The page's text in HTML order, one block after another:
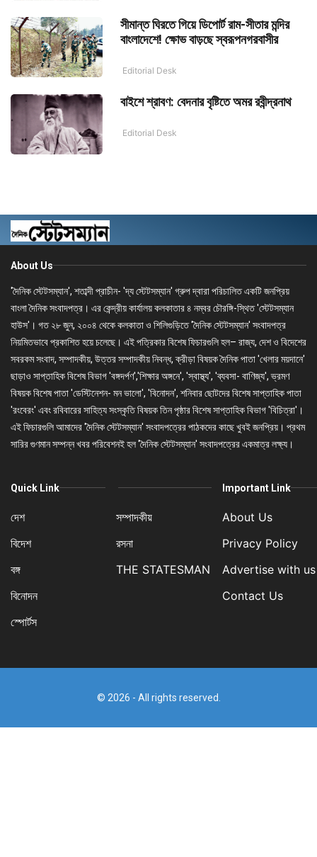
সীমান্ত ঘিরতে গিয়ে ডিপোর্ট রাম-সীতার মন্দির
বাংলাদেশে! ক্ষোভ বাড়ছে স্বরূপনগরবাসীর
Editorial Desk
বাইশে শ্রাবণ: বেদনার বৃষ্টিতে অমর রবীন্দ্রনাথ
Editorial Desk
About Us
'দৈনিক স্টেটসম্যান', শতাব্দী প্রাচীন- 'দ্য স্টেটসম্যান' গ্রুপ দ্বারা পরিচালিত একটি জনপ্রিয়
বাংলা দৈনিক সংবাদপত্র। এর কেন্দ্রীয় কার্যালয় কলকাতার ৪ নম্বর চৌরঙ্গি-স্থিত 'স্টেটসম্যান
হাউস'। গত ২৮ জুন, ২০০৪ থেকে কলকাতা ও শিলিগুড়িতে 'দৈনিক স্টেটসম্যান' সংবাদপত্র
নিয়মিতভাবে প্রকাশিত হয়ে চলেছে। এই পত্রিকার বিশেষ ফিচারগুলি হল– রাজ্য, দেশ ও বিদেশের
সবরকম সংবাদ, সম্পাদকীয়, উত্তর সম্পাদকীয় নিবন্ধ, ক্রীড়া বিষয়ক দৈনিক পাতা 'খেলার ময়দানে'
ছাড়াও সাপ্তাহিক বিশেষ বিভাগ 'বঙ্গদর্পণ','শিক্ষার অঙ্গনে', 'স্বাস্থ্য', 'ব্যবসা- বাণিজ্য', ভ্রমণ
বিষয়ক বিশেষ পাতা 'ডেস্টিনেশন- মন ভালো', 'বিনোদন', শনিবার ছোটদের বিশেষ সাপ্তাহিক পাতা
'রংবেরং' এবং রবিবারের সাহিত্য সংস্কৃতি বিষয়ক তিন পৃষ্ঠার বিশেষ সাপ্তাহিক বিভাগ 'বিচিত্রা'।
এই ফিচারগুলি আমাদের 'দৈনিক স্টেটসম্যান' সংবাদপত্রের পাঠকদের কাছে খুবই জনপ্রিয়। প্রথম
সারির গুণমান সম্পন্ন খবর পরিবেশনই হল 'দৈনিক স্টেটসম্যান' সংবাদপত্রের একমাত্র লক্ষ্য।
Quick Link
দেশ
বিদেশ
বঙ্গ
বিনোদন
স্পোর্টস
সম্পাদকীয়
রসনা
THE STATESMAN
Important Link
About Us
Privacy Policy
Advertise with us
Contact Us
© 2026 - All rights reserved.